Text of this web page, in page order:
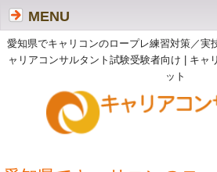
愛知県でキャリコンのロープレ練習対策／実
ャリアコンサルタント試験受験者向け | キャ
ット
MENU